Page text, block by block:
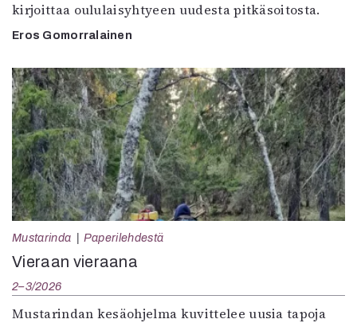
kirjoittaa oululaisyhtyeen uudesta pitkäsoitosta.
Eros Gomorralainen
Mustarinda Paperilehdestä
Vieraan vieraana
2–3/2026
Mustarindan kesäohjelma kuvittelee uusia tapoja